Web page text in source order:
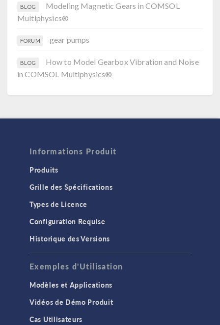
BLOG
Modeling Magnetic Gears in COMSOL
Multiphysics®
FORUM gear pumps
BLOG
How to Model Gearbox Vibration and Noise
in COMSOL Multiphysics®
Informations Produit
Produits
Grille des Spécifications
Types de Licence
Configuration Requise
Historique des Versions
Exemples d'Utilisation
Modèles et Applications
Vidéos de Démo Produit
Cas Utilisateurs